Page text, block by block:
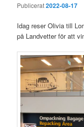
Publicerat2022-08-17
Idag reser Olivia till
på Landvetter för att